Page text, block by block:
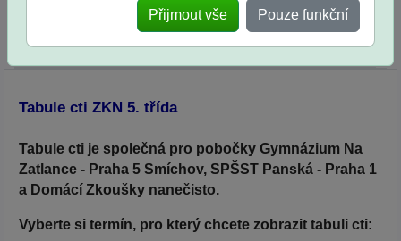
Prezenční Zkoušky nanečisto
Přijmout vše Pouze funkční
Tabule cti ZKN 5. třída
Tabule cti je společná pro pobočky Gymnázium Na
Zatlance - Praha 5 Smíchov, SPŠST Panská - Praha 1
a Domácí Zkoušky nanečisto.
Vyberte si termín, pro který chcete zobrazit tabuli cti: